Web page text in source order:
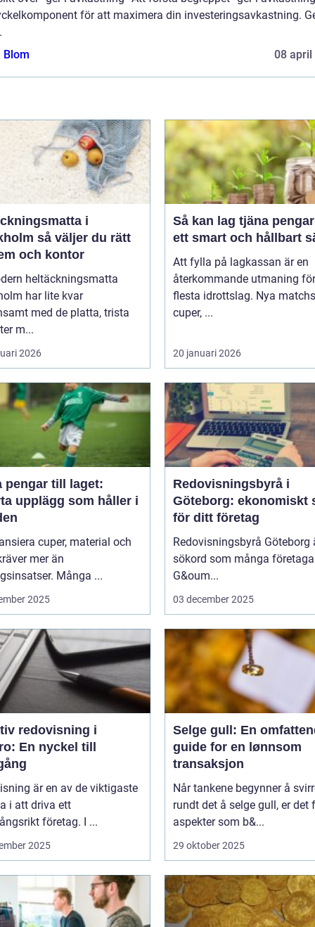
för att maximera din investeringsavkastning.
Blom
08 april
i
så väljer du rätt
och kontor
heltäckningsmatta
har lite kvar
med de platta, trista
m...
2026
Så kan lag tjäna
ett smart och hållbart
Att fylla på lagkassan är en
återkommande utmaning
flesta idrottslag. Nya
cuper, ...
20 januari 2026
pengar till laget:
upplägg som håller i
cuper, material och
mer än
Många ...
2025
Redovisningsbyrå i
Göteborg: ekonomiskt
för ditt företag
Redovisningsbyrå Göteborg
sökord som många
G&oum...
03 december 2025
redovisning i
En nyckel till
är en av de viktigaste
i att driva ett
företag. I ...
2025
Selge gull: En
guide for en lønnsom
transaksjon
Når tankene begynner å
rundt det å selge gull, er det
aspekter som b&...
29 oktober 2025